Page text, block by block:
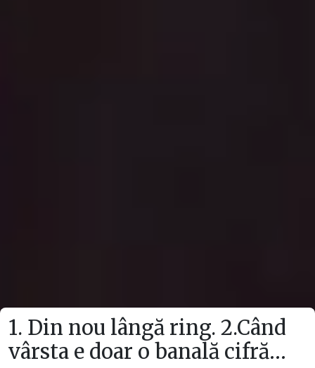
1. Din nou lângă ring. 2.Când
vârsta e doar o banală cifră…